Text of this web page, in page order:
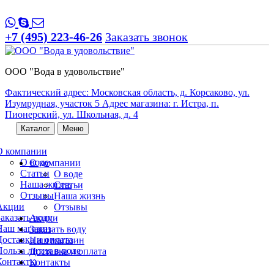
+7 (495) 223-46-26 Заказать звонок
ООО "Вода в удовольствие"
Фактический адрес: Московская область, д. Корсаково, ул.
Изумрудная, участок 5 Адрес магазина: г. Истра, п.
Пионерский, ул. Школьная, д. 4
Каталог Меню
компании
О воде
Статьи
Наша жизнь
Отзывы
воду
магазин
и оплата
лития в воде
О компании
О воде
Статьи
Наша жизнь
Отзывы
Акции
Заказать воду
Наш магазин
Доставка и оплата
Контакты